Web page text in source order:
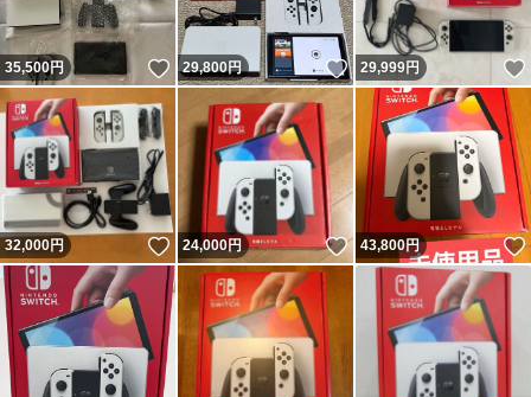
35,500円 いいね！
29,800円 いいね！
29,999円
32,000円 いいね！
24,000円 いいね！
43,800円